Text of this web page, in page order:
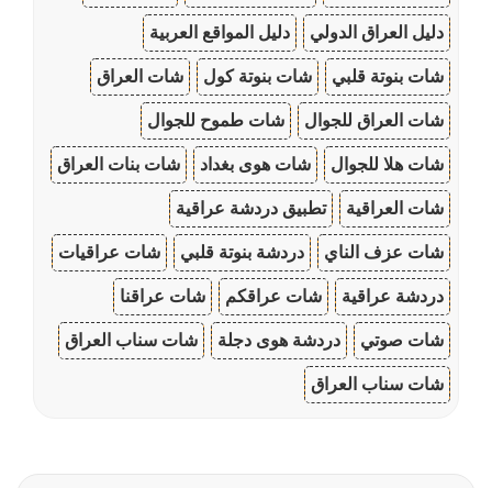
دليل العراق الدولي دليل المواقع العربية
شات بنوتة قلبي شات بنوتة كول شات العراق
شات العراق للجوال شات طموح للجوال
شات هلا للجوال شات هوى بغداد شات بنات العراق
شات العراقية تطبيق دردشة عراقية
شات عزف الناي دردشة بنوتة قلبي شات عراقيات
دردشة عراقية شات عراقكم شات عراقنا
شات صوتي دردشة هوى دجلة شات سناب العراق
شات سناب العراق